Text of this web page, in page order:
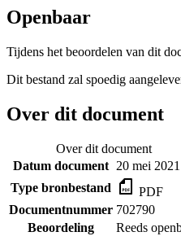
Openbaar
Tijdens het beoordelen van dit
Dit bestand zal spoedig
Over dit document
Over dit document
Datum document 20 mei 2021
Type bronbestand
PDF
Documentnummer 702790
Beoordeling
Reeds